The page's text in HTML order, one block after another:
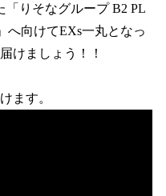
「りそなグループ B2 PL
へ向けてEXs一丸となっ
けましょう！！
ます。